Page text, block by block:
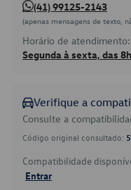
(41) 99125-2143
(apenas mensagens de texto,
Horário de atendimento:
Segunda à sexta, das
Verifique a
Consulte a
Código original consultado:
Compatibilidade
Entrar